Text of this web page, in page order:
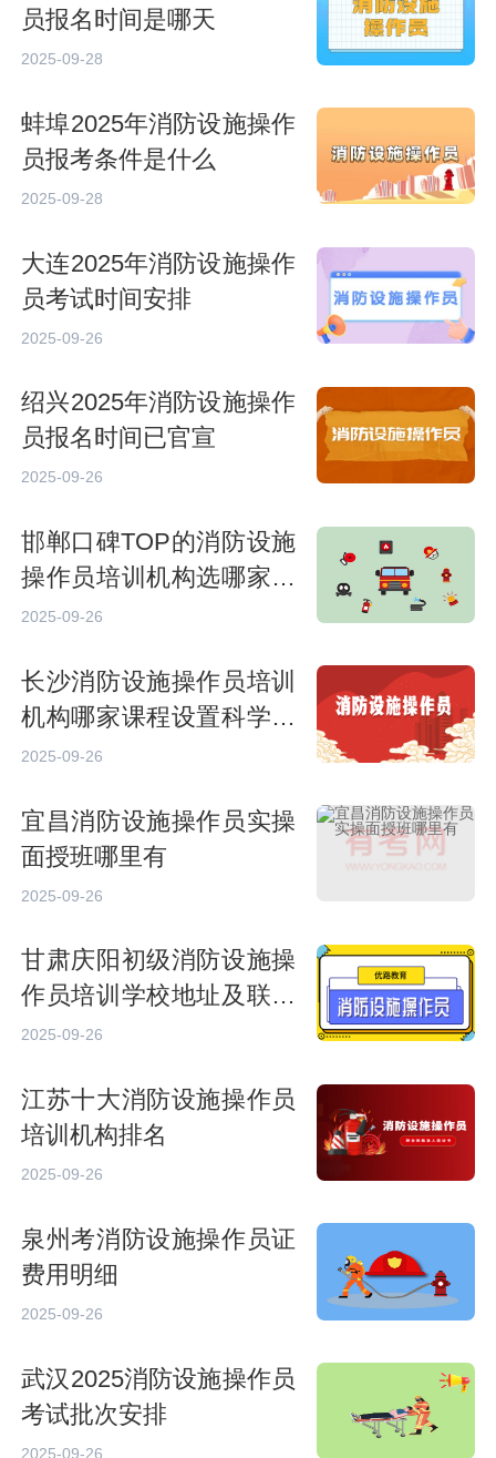
员报名时间是哪天
2025-09-28
蚌埠2025年消防设施操作
员报考条件是什么
2025-09-28
大连2025年消防设施操作
员考试时间安排
2025-09-26
绍兴2025年消防设施操作
员报名时间已官宣
2025-09-26
邯郸口碑TOP的消防设施
操作员培训机构选哪家靠
谱
2025-09-26
长沙消防设施操作员培训
机构哪家课程设置科学合
理
2025-09-26
宜昌消防设施操作员实操
面授班哪里有
2025-09-26
甘肃庆阳初级消防设施操
作员培训学校地址及联系
方式
2025-09-26
江苏十大消防设施操作员
培训机构排名
2025-09-26
泉州考消防设施操作员证
费用明细
2025-09-26
武汉2025消防设施操作员
考试批次安排
2025-09-26